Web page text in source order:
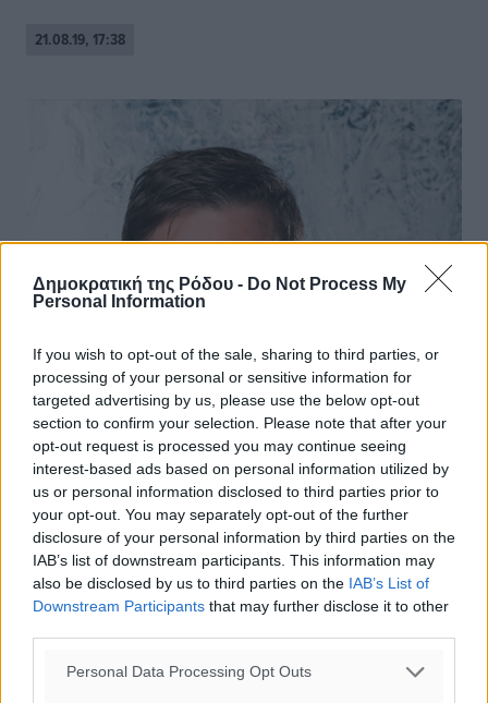
Δημοκρατική της Ρόδου - Do Not Process My
Personal Information
If you wish to opt-out of the sale, sharing to third parties, or
processing of your personal or sensitive information for
targeted advertising by us, please use the below opt-out
section to confirm your selection. Please note that after your
opt-out request is processed you may continue seeing
interest-based ads based on personal information utilized by
us or personal information disclosed to third parties prior to
your opt-out. You may separately opt-out of the further
disclosure of your personal information by third parties on the
IAB’s list of downstream participants. This information may
also be disclosed by us to third parties on the IAB’s List of
Downstream Participants that may further disclose it to other
Personal Data Processing Opt Outs
21.08.19, 17:38
ΝΔ: O Βασίλης Φεύγας νέος
Γραμματέας Στρατηγικού Σχεδιασμού
και Επικοινωνίας
Ο Βασίλης Φεύγας είναι ο νέος
Γραμματέας Στρατηγικού Σχεδιασμού και Επικοινωνίας,
με απόφαση του Προέδρου της Νέας Δημοκρατίας
Κυριάκου Μητσοτάκη. Ο Βασίλης Φεύγας έχει ...